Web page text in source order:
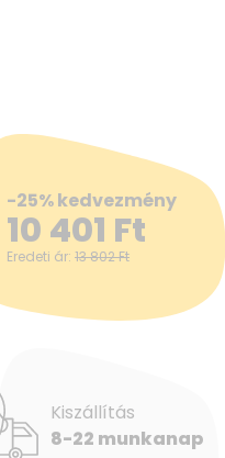
-25% kedvezmény
10 401 Ft
Eredeti ár: 13 802Ft
Kiszállítás
8-22 munkanap